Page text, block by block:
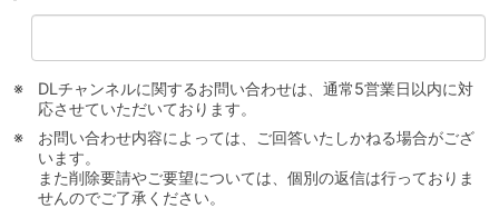
DLチャンネルに関するお問い合わせは、通常5営業日以内に対
応させていただいております。
お問い合わせ内容によっては、ご回答いたしかねる場合がござ
います。
また削除要請やご要望については、個別の返信は行っておりま
せんのでご了承ください。